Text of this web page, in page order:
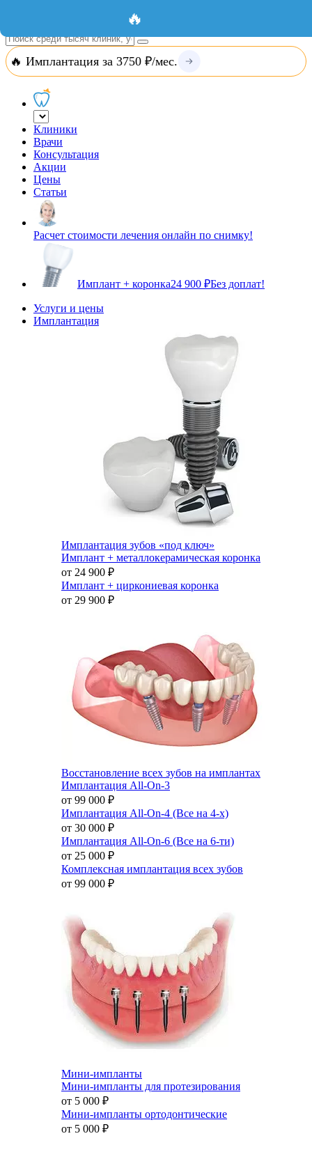
Вход
🔥 Имплантация за 3750 ₽/мес.
Клиники
Врачи
Консультация
Акции
Цены
Статьи
Расчет стоимости лечения онлайн по снимку!
Имплант + коронка24 900 ₽Без доплат!
Услуги и цены
Имплантация
Имплантация зубов «под ключ»
Имплант + металлокерамическая коронка
от 24 900 ₽
Имплант + циркониевая коронка
от 29 900 ₽
Восстановление всех зубов на имплантах
Имплантация All-On-3
от 99 000 ₽
Имплантация All-On-4 (Все на 4-х)
от 30 000 ₽
Имплантация All-On-6 (Все на 6-ти)
от 25 000 ₽
Комплексная имплантация всех зубов
от 99 000 ₽
Мини-импланты
Мини-импланты для протезирования
от 5 000 ₽
Мини-импланты ортодонтические
от 5 000 ₽
🔥